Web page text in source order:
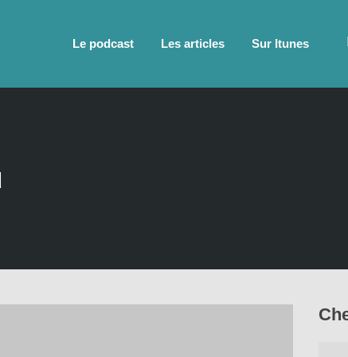
Le podcast Les articles Sur Itunes